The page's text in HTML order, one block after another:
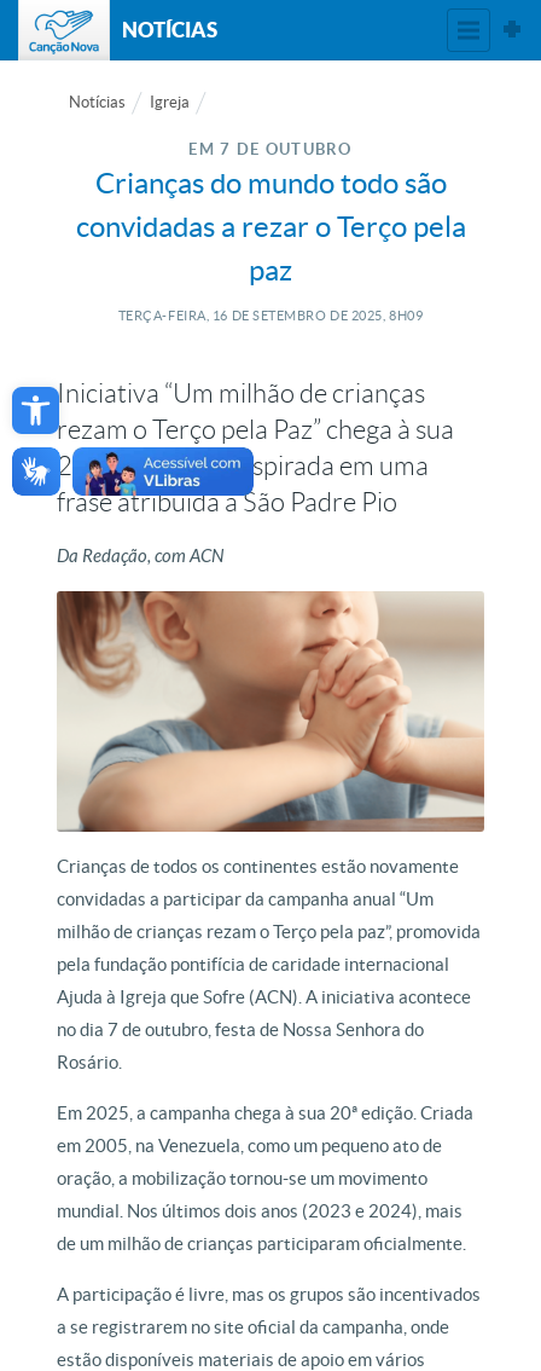
Open toolbar
NOTÍCIAS
Notícias Igreja
EM 7 DE OUTUBRO
Crianças do mundo todo são
convidadas a rezar o Terço pela
paz
TERÇA-FEIRA, 16 DE SETEMBRO DE 2025, 8H09
Iniciativa “Um milhão de crianças
rezam o Terço pela Paz” chega à sua
20ª edição e foi inspirada em uma
frase atribuída a São Padre Pio
Da Redação, com ACN
Crianças de todos os continentes estão novamente
convidadas a participar da campanha anual “Um
milhão de crianças rezam o Terço pela paz”, promovida
pela fundação pontifícia de caridade internacional
Ajuda à Igreja que Sofre (ACN). A iniciativa acontece
no dia 7 de outubro, festa de Nossa Senhora do
Rosário.
Em 2025, a campanha chega à sua 20ª edição. Criada
em 2005, na Venezuela, como um pequeno ato de
oração, a mobilização tornou-se um movimento
mundial. Nos últimos dois anos (2023 e 2024), mais
de um milhão de crianças participaram oficialmente.
A participação é livre, mas os grupos são incentivados
a se registrarem no site oficial da campanha, onde
estão disponíveis materiais de apoio em vários